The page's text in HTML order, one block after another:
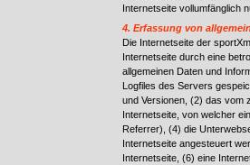
Internetseite vollumfänglich
4. Erfassung von
Die Internetseite der
Internetseite durch eine
allgemeinen Daten und
Logfiles des Servers
und Versionen, (2) das vom
Internetseite, von welcher
Referrer), (4) die
Internetseite angesteuert
Internetseite, (6) eine